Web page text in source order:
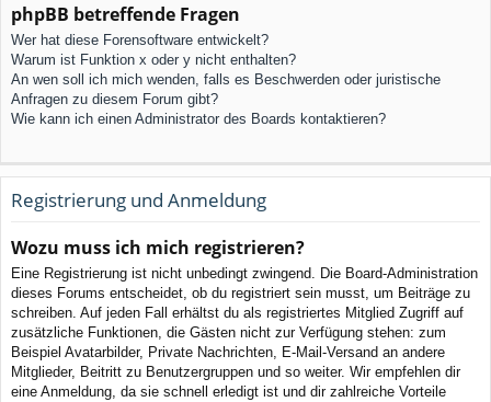
phpBB betreffende Fragen
Wer hat diese Forensoftware entwickelt?
Warum ist Funktion x oder y nicht enthalten?
An wen soll ich mich wenden, falls es Beschwerden oder juristische
Anfragen zu diesem Forum gibt?
Wie kann ich einen Administrator des Boards kontaktieren?
Registrierung und Anmeldung
Wozu muss ich mich registrieren?
Eine Registrierung ist nicht unbedingt zwingend. Die Board-Administration
dieses Forums entscheidet, ob du registriert sein musst, um Beiträge zu
schreiben. Auf jeden Fall erhältst du als registriertes Mitglied Zugriff auf
zusätzliche Funktionen, die Gästen nicht zur Verfügung stehen: zum
Beispiel Avatarbilder, Private Nachrichten, E-Mail-Versand an andere
Mitglieder, Beitritt zu Benutzergruppen und so weiter. Wir empfehlen dir
eine Anmeldung, da sie schnell erledigt ist und dir zahlreiche Vorteile